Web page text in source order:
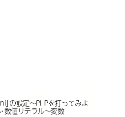
の設定〜PHPを打ってみよ
数値リテラル〜変数